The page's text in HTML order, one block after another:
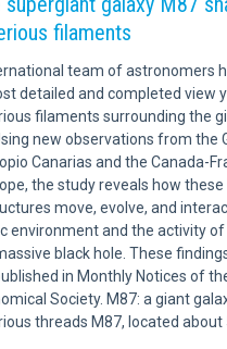
filaments
team of astronomers
detailed and completed view
filaments surrounding the
new observations from the
Canarias and the Canada-
the study reveals how
move, evolve, and
environment and the activity
black hole. These
in Monthly Notices of
Society. M87: a giant
threads M87, located about